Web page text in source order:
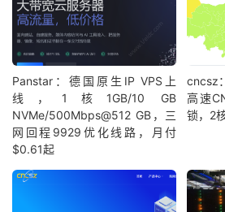
Panstar：德国原生IP VPS上
线，1核1GB/10 GB
NVMe/500Mbps@512 GB，三
网回程9929优化线路，月付
$0.61起
cncsz
高速
锁，2